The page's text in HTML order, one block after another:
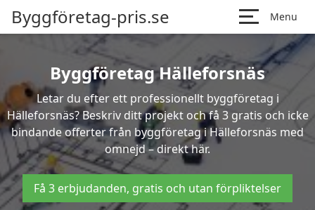
Byggföretag-pris.se Menu
Byggföretag Hälleforsnäs
Letar du efter ett professionellt byggföretag i
Hälleforsnäs? Beskriv ditt projekt och få 3 gratis och icke
bindande offerter från byggföretag i Hälleforsnäs med
omnejd – direkt här.
Få 3 erbjudanden, gratis och utan förpliktelser